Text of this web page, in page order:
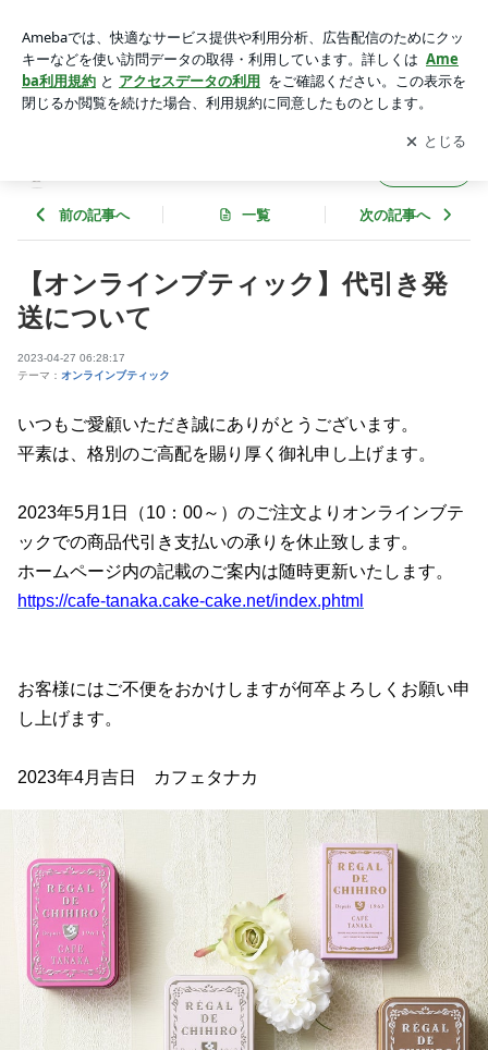
アプリをダウンロードして ブログの更新通知
を受け取りまし
ょう。
開く
前の記事へ 一覧 次の記事へ
【オンラインブティック】代引き発
送について
2023-04-27 06:28:17
テーマ： オンラインブティック
いつもご愛顧いただき誠にありがとうございます。
平素は、格別のご高配を賜り厚く御礼申し上げます。
2023年5月1日（10：00～）のご注文よりオンラインブテ
ックでの商品代引き支払いの承りを休止致します。
ホームページ内の記載のご案内は随時更新いたします。
https://cafe-tanaka.cake-cake.net/index.phtml
お客様にはご不便をおかけしますが何卒よろしくお願い申
し上げます。
2023年4月吉日 カフェタナカ